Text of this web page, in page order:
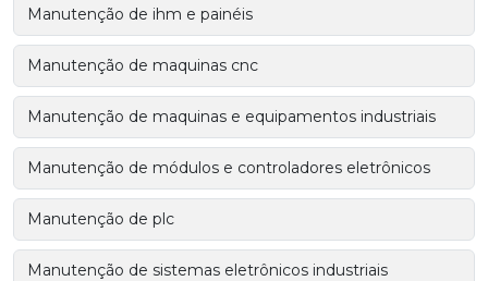
Manutenção de ihm e painéis
Manutenção de maquinas cnc
Manutenção de maquinas e equipamentos industriais
Manutenção de módulos e controladores eletrônicos
Manutenção de plc
Manutenção de sistemas eletrônicos industriais